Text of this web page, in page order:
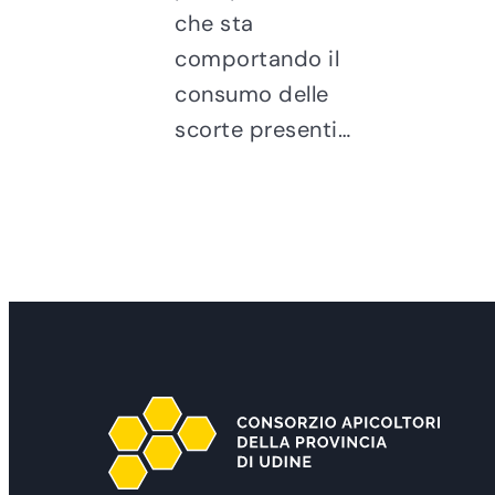
che sta
comportando il
consumo delle
scorte presenti…